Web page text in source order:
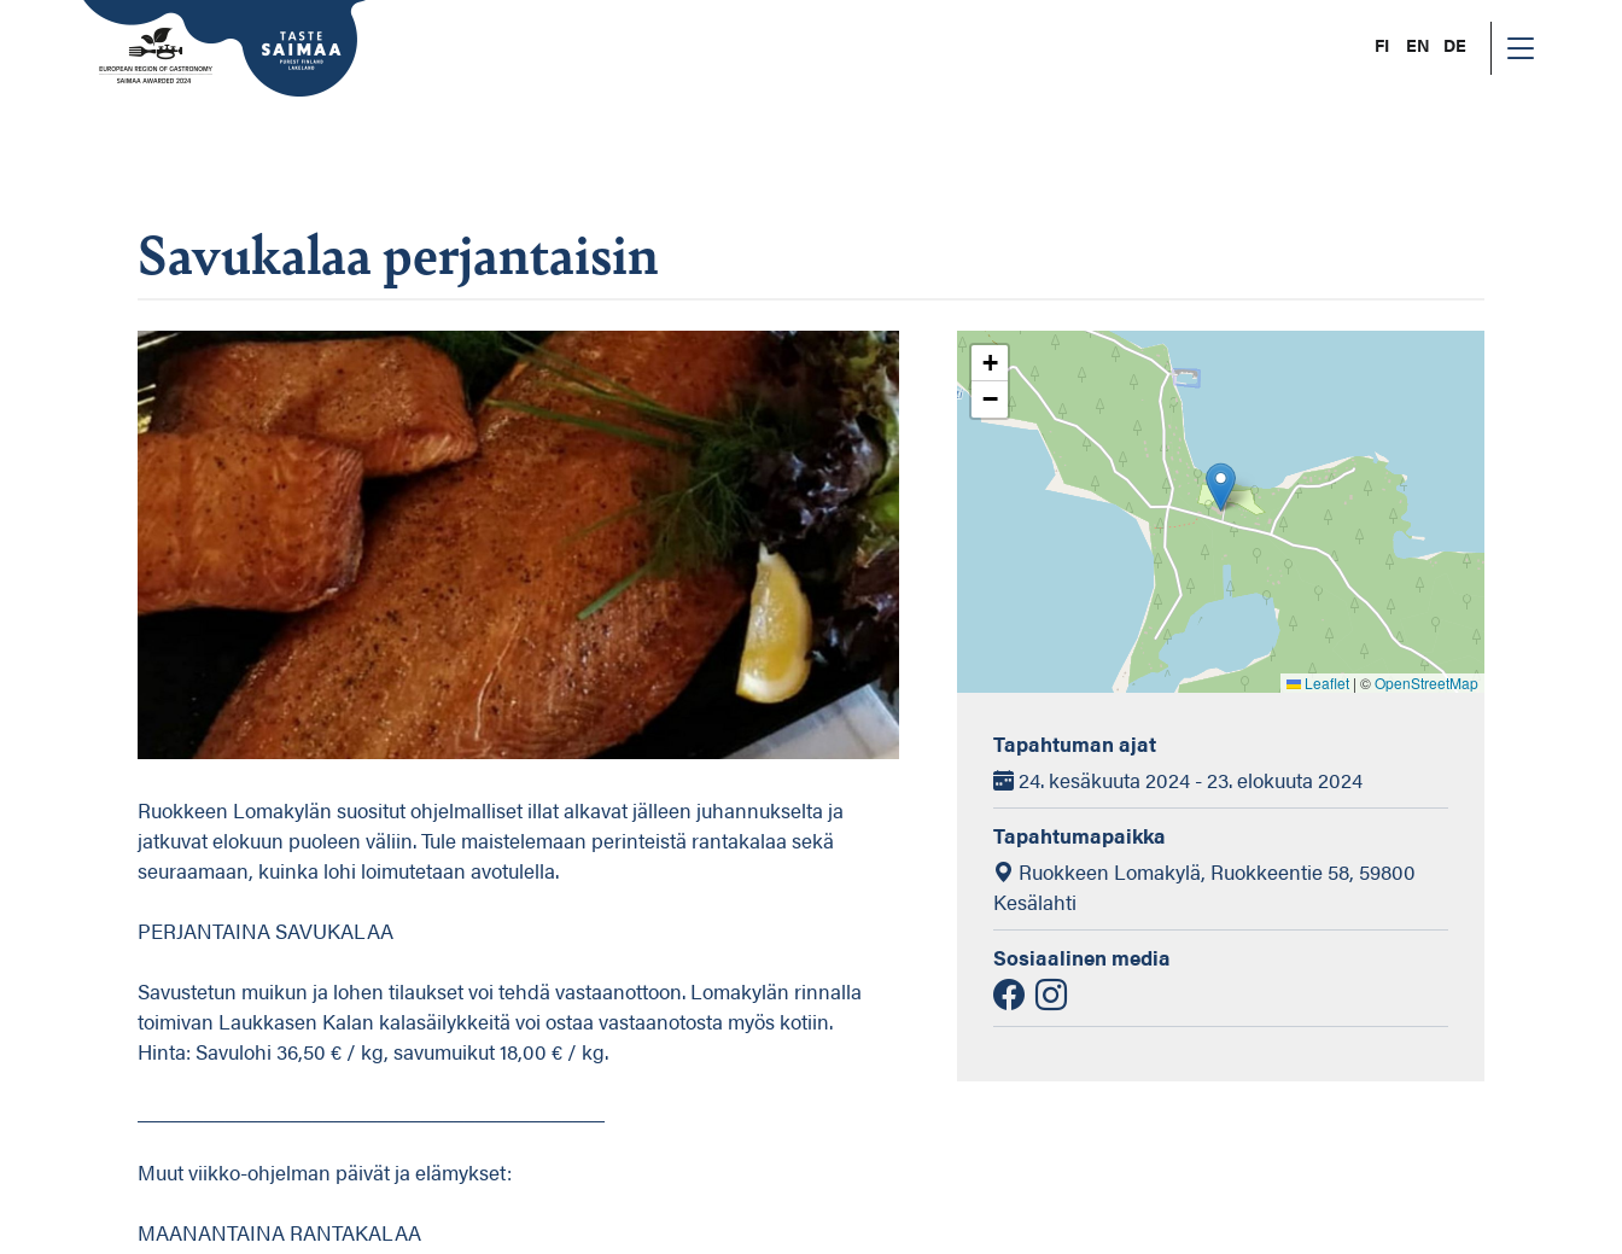
FI EN DE
Savukalaa perjantaisin
Ruokkeen Lomakylän suositut ohjelmalliset illat alkavat jälleen juhannukselta ja
jatkuvat elokuun puoleen väliin. Tule maistelemaan perinteistä rantakalaa sekä
seuraamaan, kuinka lohi loimutetaan avotulella.
PERJANTAINA SAVUKALAA
Savustetun muikun ja lohen tilaukset voi tehdä vastaanottoon. Lomakylän rinnalla
toimivan Laukkasen Kalan kalasäilykkeitä voi ostaa vastaanotosta myös kotiin.
Hinta: Savulohi 36,50 € / kg, savumuikut 18,00 € / kg.
Muut viikko-ohjelman päivät ja elämykset:
MAANANTAINA RANTAKALAA
+
−
Leaflet | ©OpenStreetMap
Tapahtuman ajat
24. kesäkuuta 2024 - 23. elokuuta 2024
Tapahtumapaikka
Ruokkeen Lomakylä, Ruokkeentie 58, 59800
Kesälahti
Sosiaalinen media